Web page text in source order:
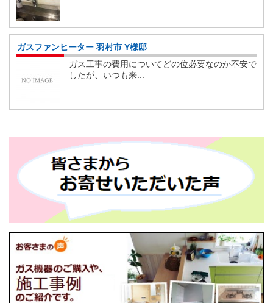
ガスファンヒーター 羽村市 Y様邸
ガス工事の費用についてどの位必要なのか不安で
したが、いつも来...